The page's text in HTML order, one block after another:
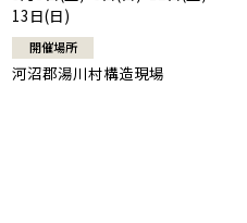
13日(日)
開催場所
河沼郡湯川村構造現場